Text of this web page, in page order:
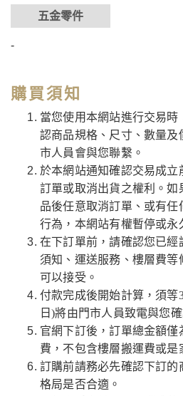
五金零件
-
購買須知
當您使用本網站進行交易
認商品規格、尺寸、數量及
市人員會與您聯繫。
於本網站通知確認交易成立
訂單或取消出貨之權利。
品後任意取消訂單、或有任
行為，本網站有權暫停或永
在下訂單前，請確認您已
須知、運送服務、樓層費
可以接受。
付款完成後開始計算，須等
日)將由門市人員致電與您
官網下訂後，訂單總金額
費，不包含樓層搬運費或是
訂購前請務必先確認下訂的
格局是否合適。